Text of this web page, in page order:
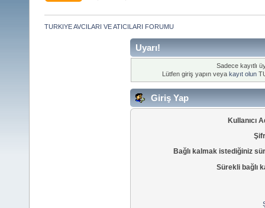
TURKIYE AVCILARI VE ATICILARI FORUMU
Uyarı!
Sadece kayıtlı
Lütfen giriş yapın veya kayıt olun
Giriş Yap
Kullanıcı
Bağlı kalmak istediğiniz
Sürekli bağlı